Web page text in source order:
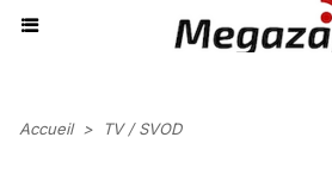
Accueil > TV / SVOD